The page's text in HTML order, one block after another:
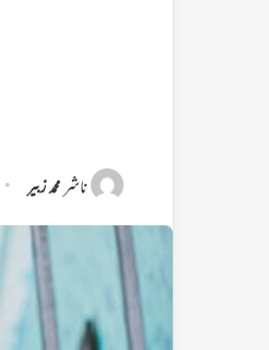
ناشرمحمد زبیر